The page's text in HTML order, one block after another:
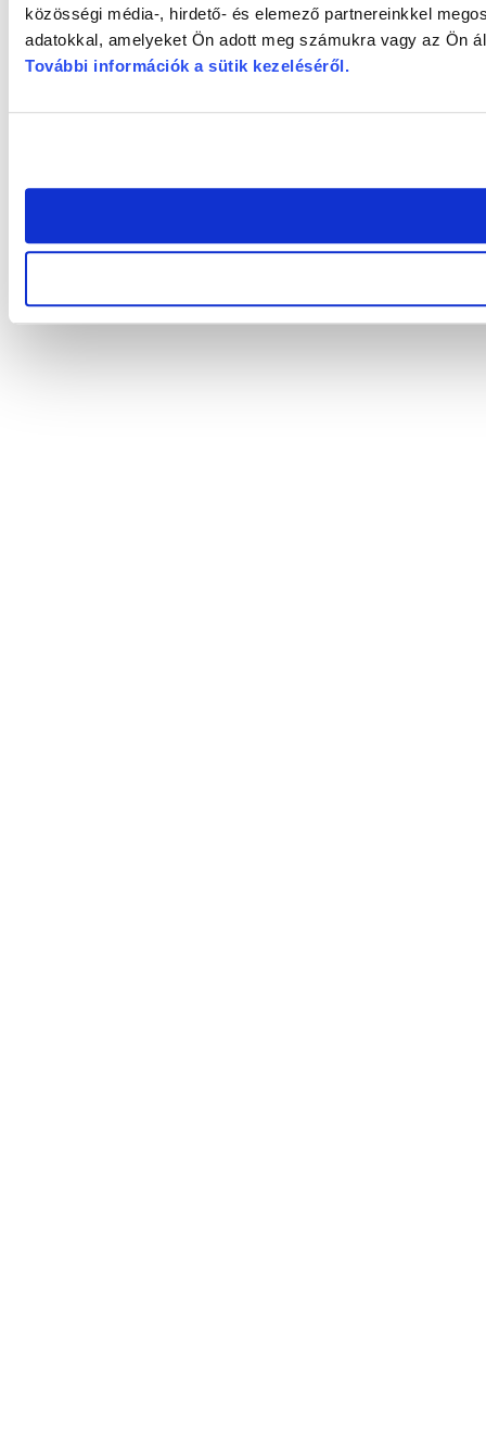
közösségi média-, hirdető- és elemező partnereinkkel
adatokkal, amelyeket Ön adott meg számukra vagy az Ön
További információk a sütik kezeléséről.